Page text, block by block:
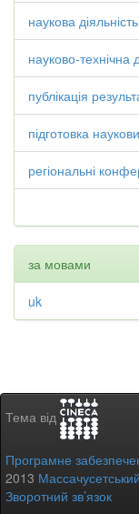
наукова діяльність
науково-технічна
публікація
підготовка
регіональні
за мовами
uk
Тема від
Програмне
2013
Зворотний зв’язок